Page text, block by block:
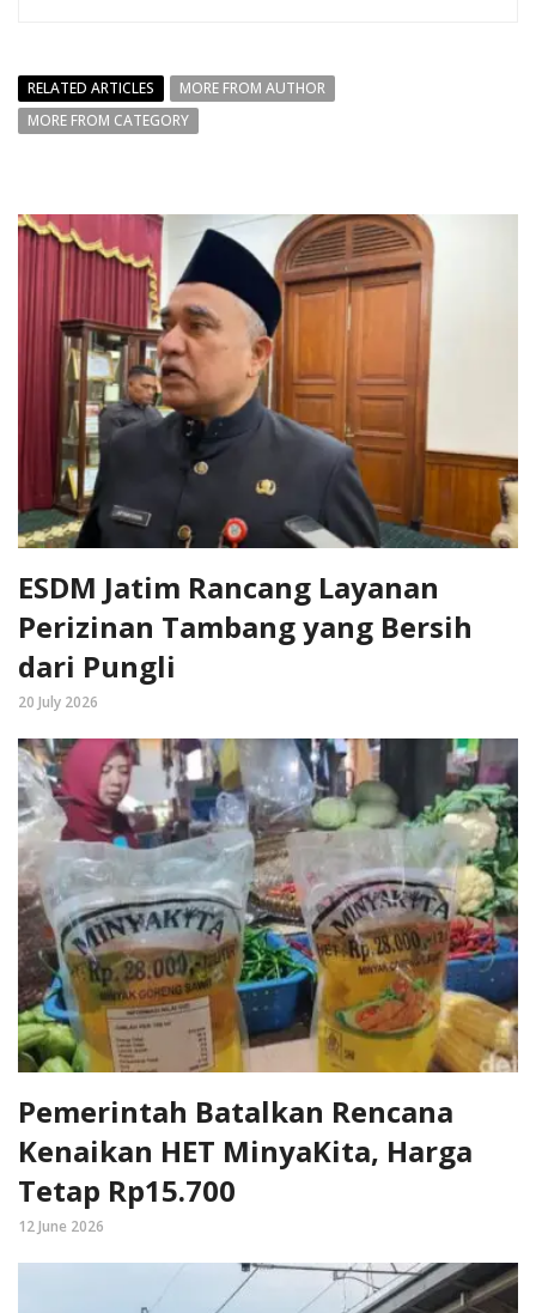
RELATED ARTICLES
MORE FROM AUTHOR
MORE FROM CATEGORY
ESDM Jatim Rancang Layanan
Perizinan Tambang yang Bersih
dari Pungli
20 July 2026
Pemerintah Batalkan Rencana
Kenaikan HET MinyaKita, Harga
Tetap Rp15.700
12 June 2026